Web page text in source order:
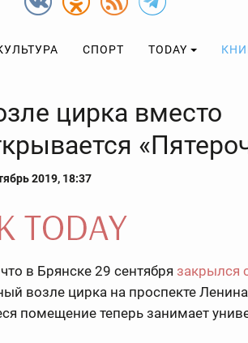
СПОРТ TODAY
цирка вместо
2019, 18:37
в Брянске 29 сентября закрылся
возле цирка на проспекте
помещение теперь занимает